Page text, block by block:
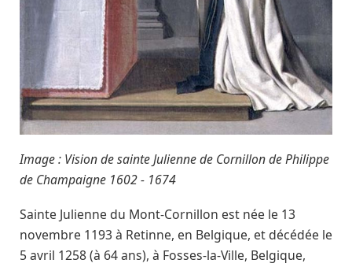
Image : Vision de sainte Julienne de Cornillon de Philippe
de Champaigne 1602 - 1674
Sainte Julienne du Mont-Cornillon est née le 13
novembre 1193 à Retinne, en Belgique, et décédée le
5 avril 1258 (à 64 ans), à Fosses-la-Ville, Belgique,